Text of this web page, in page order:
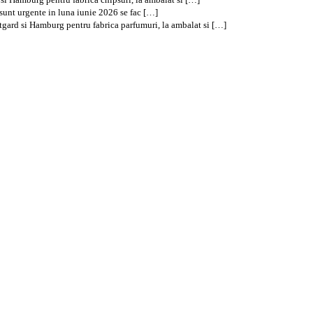
urgente in luna iunie 2026 se fac […]
si Hamburg pentru fabrica parfumuri, la ambalat si […]